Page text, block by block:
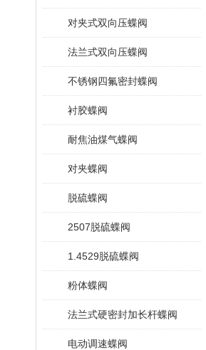
对夹式双向压蝶阀
法兰式双向压蝶阀
不锈钢四氟密封蝶阀
衬胶蝶阀
耐焦油煤气蝶阀
对夹蝶阀
脱硫蝶阀
2507脱硫蝶阀
1.4529脱硫蝶阀
粉体蝶阀
法兰式硬密封加长杆蝶阀
电动调速蝶阀